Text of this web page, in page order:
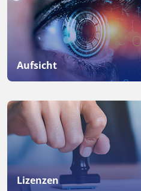
Aufsicht
Lizenzen